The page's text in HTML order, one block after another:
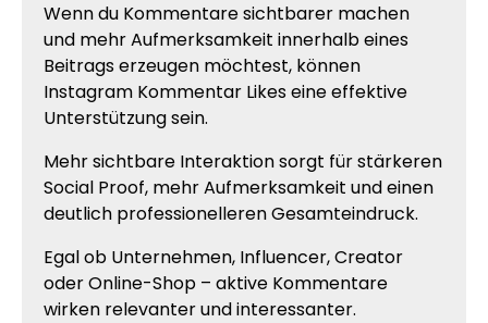
Wenn du Kommentare sichtbarer machen
und mehr Aufmerksamkeit innerhalb eines
Beitrags erzeugen möchtest, können
Instagram Kommentar Likes eine effektive
Unterstützung sein.
Mehr sichtbare Interaktion sorgt für stärkeren
Social Proof, mehr Aufmerksamkeit und einen
deutlich professionelleren Gesamteindruck.
Egal ob Unternehmen, Influencer, Creator
oder Online-Shop – aktive Kommentare
wirken relevanter und interessanter.